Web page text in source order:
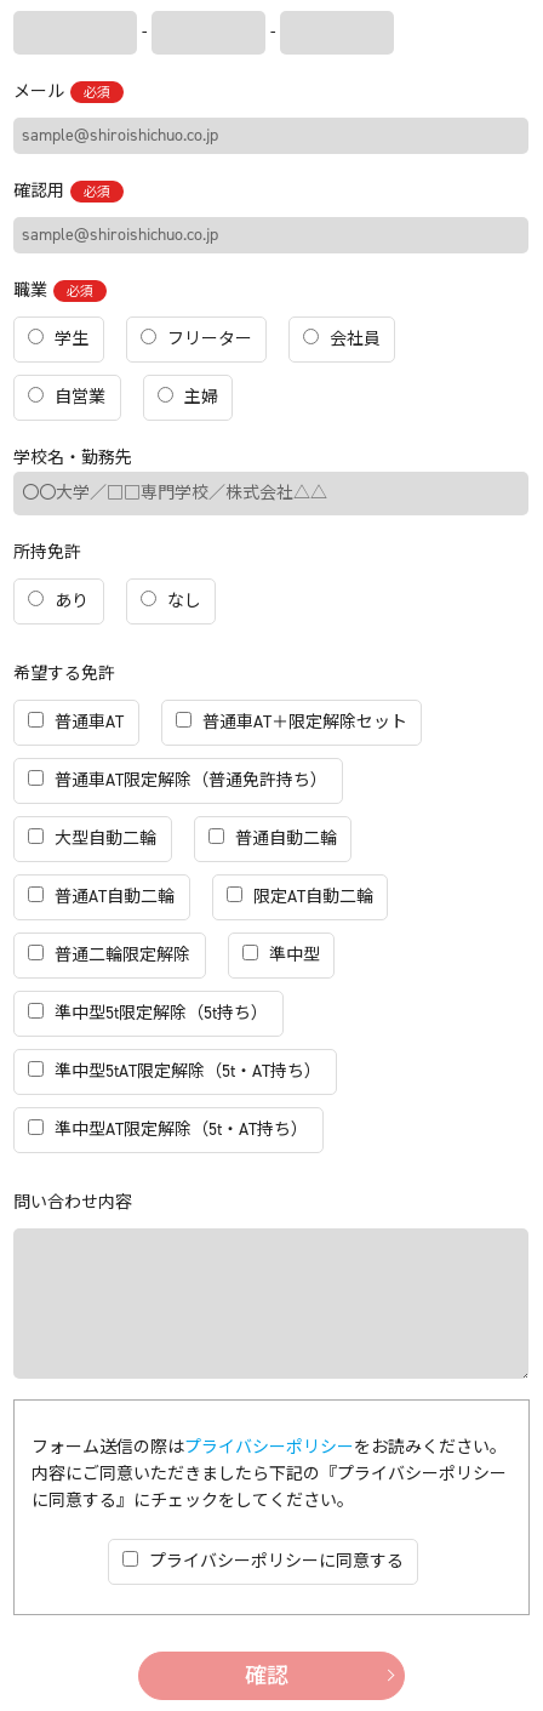
- -
メール 必須
確認用 必須
職業 必須
学生 フリーター 会社員
自営業 主婦
学校名・勤務先
所持免許
あり なし
希望する免許
普通車AT 普通車AT＋限定解除セット
普通車AT限定解除（普通免許持ち）
大型自動二輪 普通自動二輪
普通AT自動二輪 限定AT自動二輪
普通二輪限定解除 準中型
準中型5t限定解除（5t持ち）
準中型5tAT限定解除（5t・AT持ち）
準中型AT限定解除（5t・AT持ち）
問い合わせ内容
フォーム送信の際はプライバシーポリシーをお読みください。
内容にご同意いただきましたら下記の『プライバシーポリシー
に同意する』にチェックをしてください。
プライバシーポリシーに同意する